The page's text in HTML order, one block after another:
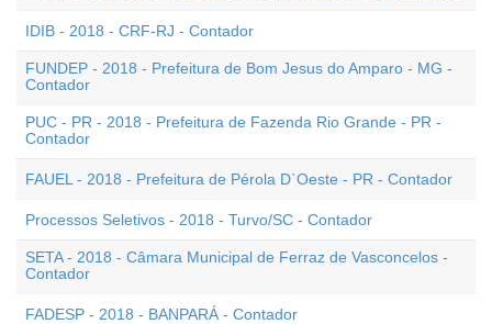
IDIB - 2018 - CRF-RJ - Contador
FUNDEP - 2018 - Prefeitura de Bom Jesus do Amparo - MG -
Contador
PUC - PR - 2018 - Prefeitura de Fazenda Rio Grande - PR -
Contador
FAUEL - 2018 - Prefeitura de Pérola D`Oeste - PR - Contador
Processos Seletivos - 2018 - Turvo/SC - Contador
SETA - 2018 - Câmara Municipal de Ferraz de Vasconcelos -
Contador
FADESP - 2018 - BANPARÁ - Contador